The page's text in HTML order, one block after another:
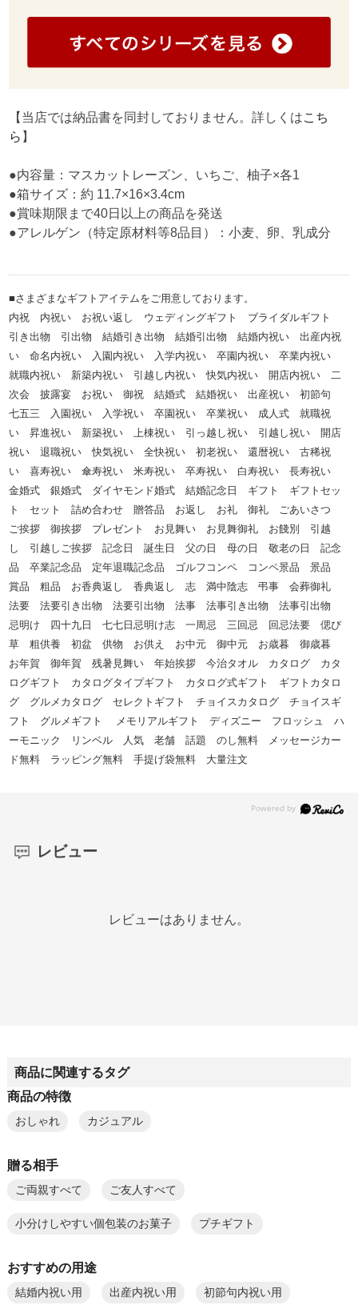
【当店では納品書を同封しておりません。詳しくはこち
ら 】
●内容量：マスカットレーズン、いちご、柚子×各1
●箱サイズ：約 11.7×16×3.4cm
●賞味期限まで40日以上の商品を発送
●アレルゲン（特定原材料等8品目）：小麦、卵、乳成分
■さまざまなギフトアイテムをご用意しております。
内祝 内祝い お祝い返し ウェディングギフト ブライダルギフト
引き出物 引出物 結婚引き出物 結婚引出物 結婚内祝い 出産内祝
い 命名内祝い 入園内祝い 入学内祝い 卒園内祝い 卒業内祝い
就職内祝い 新築内祝い 引越し内祝い 快気内祝い 開店内祝い 二
次会 披露宴 お祝い 御祝 結婚式 結婚祝い 出産祝い 初節句
七五三 入園祝い 入学祝い 卒園祝い 卒業祝い 成人式 就職祝
い 昇進祝い 新築祝い 上棟祝い 引っ越し祝い 引越し祝い 開店
祝い 退職祝い 快気祝い 全快祝い 初老祝い 還暦祝い 古稀祝
い 喜寿祝い 傘寿祝い 米寿祝い 卒寿祝い 白寿祝い 長寿祝い
金婚式 銀婚式 ダイヤモンド婚式 結婚記念日 ギフト ギフトセッ
ト セット 詰め合わせ 贈答品 お返し お礼 御礼 ごあいさつ
ご挨拶 御挨拶 プレゼント お見舞い お見舞御礼 お餞別 引越
し 引越しご挨拶 記念日 誕生日 父の日 母の日 敬老の日 記念
品 卒業記念品 定年退職記念品 ゴルフコンペ コンペ景品 景品
賞品 粗品 お香典返し 香典返し 志 満中陰志 弔事 会葬御礼
法要 法要引き出物 法要引出物 法事 法事引き出物 法事引出物
忌明け 四十九日 七七日忌明け志 一周忌 三回忌 回忌法要 偲び
草 粗供養 初盆 供物 お供え お中元 御中元 お歳暮 御歳暮
お年賀 御年賀 残暑見舞い 年始挨拶 今治タオル カタログ カタ
ログギフト カタログタイプギフト カタログ式ギフト ギフトカタロ
グ グルメカタログ セレクトギフト チョイスカタログ チョイスギ
フト グルメギフト メモリアルギフト ディズニー フロッシュ ハ
ーモニック リンベル 人気 老舗 話題 のし無料 メッセージカー
ド無料 ラッピング無料 手提げ袋無料 大量注文
レビュー
レビューはありません。
商品に関連するタグ
商品の特徴
おしゃれ カジュアル
贈る相手
ご両親すべて ご友人すべて
小分けしやすい個包装のお菓子 プチギフト
おすすめの用途
結婚内祝い用 出産内祝い用 初節句内祝い用